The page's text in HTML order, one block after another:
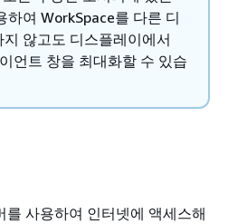
하여 WorkSpace를 다른 디
않고도 디스플레이에서
언트 창을 최대화할 수 있습
사용하여 인터넷에 액세스해